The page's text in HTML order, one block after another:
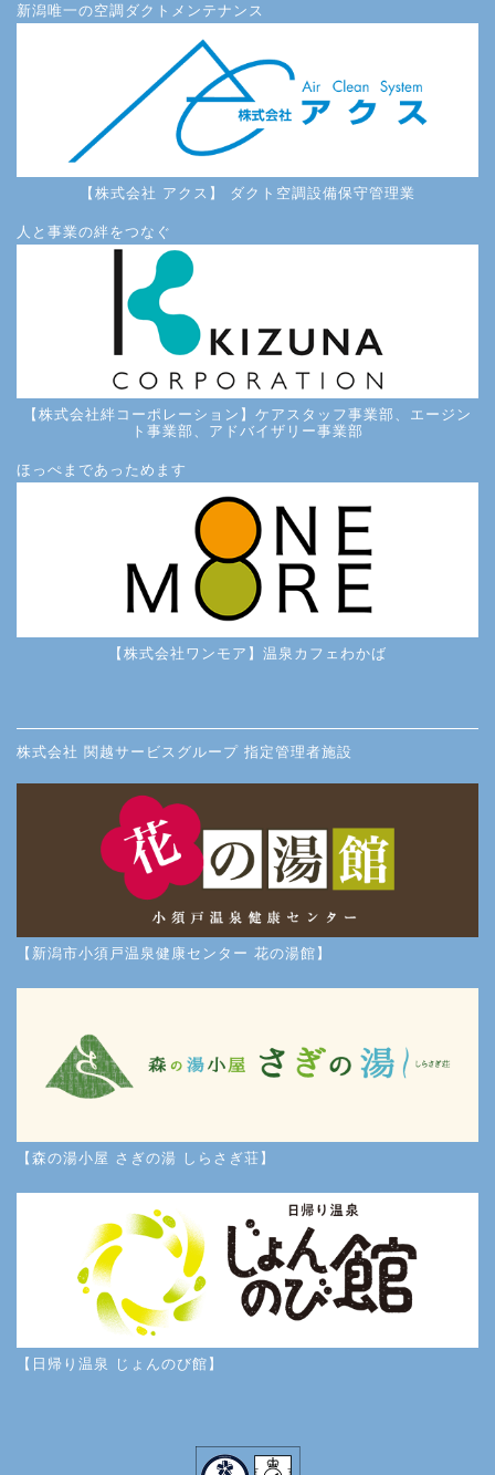
新潟唯一の空調ダクトメンテナンス
【株式会社 アクス】 ダクト空調設備保守管理業
人と事業の絆をつなぐ
【株式会社絆コーポレーション】ケアスタッフ事業部、エージン
ト事業部、アドバイザリー事業部
ほっぺまであっためます
【株式会社ワンモア】温泉カフェわかば
株式会社 関越サービスグループ 指定管理者施設
【新潟市小須戸温泉健康センター 花の湯館】
【森の湯小屋 さぎの湯 しらさぎ荘】
【日帰り温泉 じょんのび館】